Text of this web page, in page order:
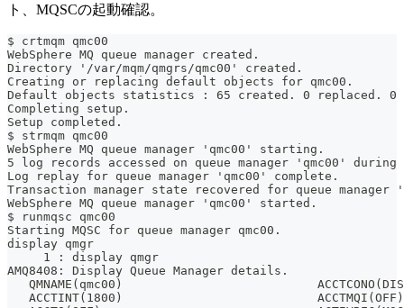
ト、MQSCの起動確認。
$ crtmqm qmc00
WebSphere MQ queue manager created.
Directory '/var/mqm/qmgrs/qmc00' created.
Creating or replacing default objects for qmc00.
Default objects statistics : 65 created. 0 replaced.
Completing setup.
Setup completed.
$ strmqm qmc00
WebSphere MQ queue manager 'qmc00' starting.
5 log records accessed on queue manager 'qmc00'
Log replay for queue manager 'qmc00' complete.
Transaction manager state recovered for queue manager
WebSphere MQ queue manager 'qmc00' started.
$ runmqsc qmc00
Starting MQSC for queue manager qmc00.
display qmgr
     1 : display qmgr
AMQ8408: Display Queue Manager details.
QMNAME(qmc00)
   ACCTINT(1800)                           ACCTMQI(OFF)